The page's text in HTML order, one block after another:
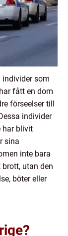
individer som
fått en dom
förseelser till
individer
har blivit
sina
inte bara
utan den
böter eller